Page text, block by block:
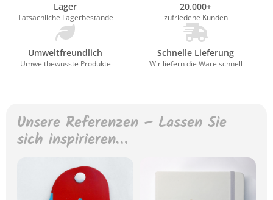
Lager
Tatsächliche Lagerbestände
20.000+
zufriedene Kunden
Umweltfreundlich
Umweltbewusste Produkte
Schnelle Lieferung
Wir liefern die Ware schnell
Unsere Referenzen – Lassen Sie
sich inspirieren…